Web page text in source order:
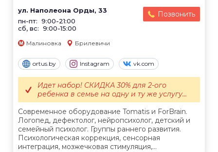
ул. Наполеона Орды, 33
пн-пт: 9:00-21:00
сб, вс: 9:00-15:00
Позвонить
Малиновка Брилевичи
ortus.by Instagram vk.com
Современное оборудование Tomatis и ForBrain.
Логопед, дефектолог, нейропсихолог, детский и
семейный психолог. Группы раннего развития.
Психологическая коррекция, сенсорная
интеграция, мозжечковая стимуляция,...
Идет набор! СКИДКА 30% для 2-ого
ребенка в семье на одну и ту же услугу...